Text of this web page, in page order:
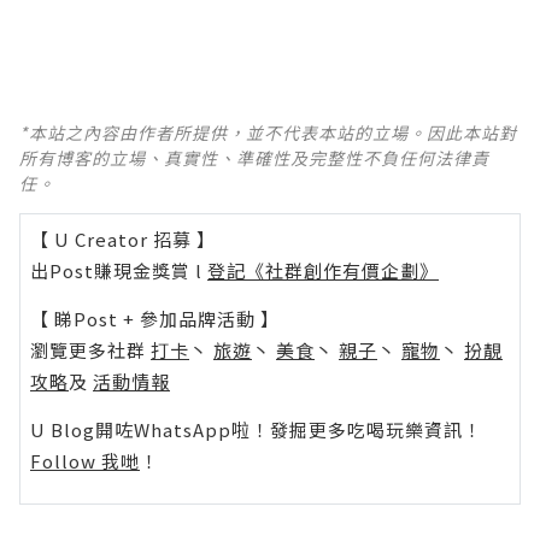
*本站之內容由作者所提供，並不代表本站的立場。因此本站對
所有博客的立場、真實性、準確性及完整性不負任何法律責
任。
【 U Creator 招募 】
出Post賺現金獎賞 l 登記《社群創作有價企劃》
【 睇Post + 參加品牌活動 】
瀏覽更多社群 打卡 丶 旅遊 丶 美食 丶 親子 丶 寵物 丶 扮靚
攻略及 活動情報
U Blog開咗WhatsApp啦！發掘更多吃喝玩樂資訊！
Follow 我哋 ！